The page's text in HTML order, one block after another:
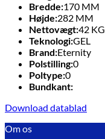
Bredde:170 MM
Højde:282 MM
Nettovægt:42 KG
Teknologi:GEL
Brand:Eternity
Polstilling:0
Poltype:0
Bundkant:
Download datablad
Om os